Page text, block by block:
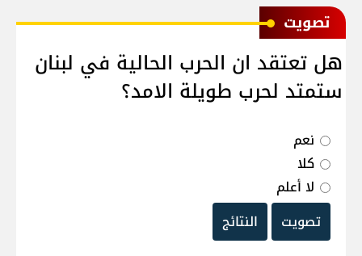
ﺗﺼﻮﻳﺖ
هل تعتقد ان الحرب الحالية في لبنان
ستمتد لحرب طويلة الامد؟
نعم
كلا
لا أعلم
تصويت
النتائج